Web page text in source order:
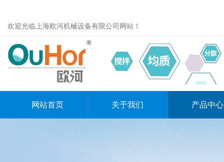
欢迎光临上海欧河机械设备有限公司网站！
网站首页 关于我们 产品中心